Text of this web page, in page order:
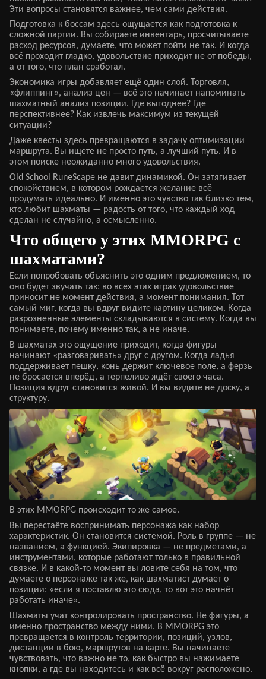
Эти вопросы становятся важнее, чем сами действия.
Подготовка к боссам здесь ощущается как подготовка к
сложной партии. Вы собираете инвентарь, просчитываете
расход ресурсов, думаете, что может пойти не так. И когда
всё проходит гладко, удовольствие приходит не от победы,
а от того, что план сработал.
Экономика игры добавляет ещё один слой. Торговля,
«флиппинг», анализ цен — всё это начинает напоминать
шахматный анализ позиции. Где выгоднее? Где
перспективнее? Как извлечь максимум из текущей
ситуации?
Даже квесты здесь превращаются в задачу оптимизации
маршрута. Вы ищете не просто путь, а лучший путь. И в
этом поиске неожиданно много удовольствия.
Old School RuneScape не давит динамикой. Он затягивает
спокойствием, в котором рождается желание всё
продумать идеально. И именно это чувство так близко тем,
кто любит шахматы — радость от того, что каждый ход
сделан не случайно, а осмысленно.
Что общего у этих MMORPG с
шахматами?
Если попробовать объяснить это одним предложением, то
оно будет звучать так: во всех этих играх удовольствие
приносит не момент действия, а момент понимания. Тот
самый миг, когда вы вдруг видите картину целиком. Когда
разрозненные элементы складываются в систему. Когда вы
понимаете, почему именно так, а не иначе.
В шахматах это ощущение приходит, когда фигуры
начинают «разговаривать» друг с другом. Когда ладья
поддерживает пешку, конь держит ключевое поле, а ферзь
не бросается вперёд, а терпеливо ждёт своего часа.
Позиция вдруг становится живой. И вы видите не доску, а
структуру.
В этих MMORPG происходит то же самое.
Вы перестаёте воспринимать персонажа как набор
характеристик. Он становится системой. Роль в группе — не
названием, а функцией. Экипировка — не предметами, а
инструментами, которые работают только в правильной
связке. И в какой-то момент вы ловите себя на том, что
думаете о персонаже так же, как шахматист думает о
позиции: «если я поставлю это сюда, то вот это начнёт
работать иначе».
Шахматы учат контролировать пространство. Не фигуры, а
именно пространство между ними. В MMORPG это
превращается в контроль территории, позиций, узлов,
дистанции в бою, маршрутов на карте. Вы начинаете
чувствовать, что важно не то, как быстро вы нажимаете
кнопки, а где вы находитесь и как всё вокруг расположено.